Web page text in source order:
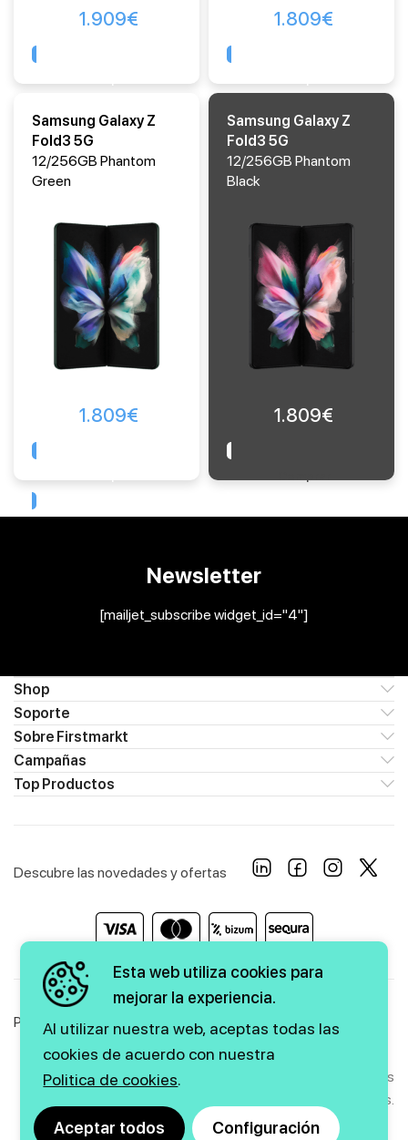
1.909€ 1.809€
Samsung Galaxy Z
Fold3 5G
12/256GB Phantom
Green
1.809€
Samsung Galaxy Z
Fold3 5G
12/256GB Phantom
Black
1.809€
Newsletter
[mailjet_subscribe widget_id="4"]
Shop
Soporte
Sobre Firstmarkt
Campañas
Top Productos
Descubre las novedades y ofertas
Política de Privacidad Política de Cookies Aviso Legal
Copyright © 2026 firstmarkt. Todos los derechos
reservados.
Esta web utiliza cookies para
mejorar la experiencia.
Al utilizar nuestra web, aceptas todas las
cookies de acuerdo con nuestra
Politica de cookies.
Aceptar todos Configuración